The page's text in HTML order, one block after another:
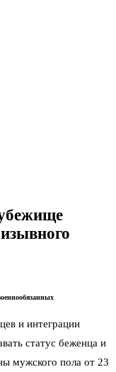
и интеграции
статус беженца и
мужского пола от 23